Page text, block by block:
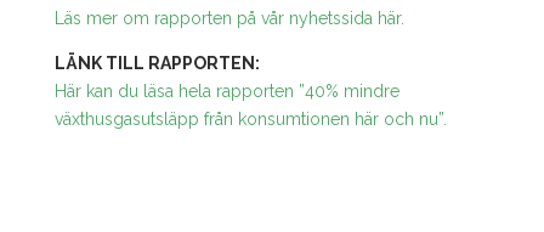
Läs mer om rapporten på vår nyhetssida här.
LÄNK TILL RAPPORTEN:
Här kan du läsa hela rapporten ”40% mindre
växthusgasutsläpp från konsumtionen här och nu”.